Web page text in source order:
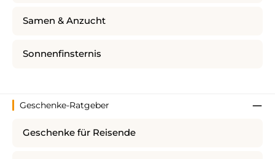
Samen & Anzucht
Sonnenfinsternis
Geschenke-Ratgeber
Geschenke für Reisende